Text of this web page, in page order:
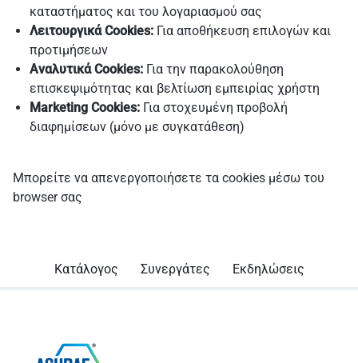
καταστήματος και του λογαριασμού σας
Λειτουργικά Cookies:Για αποθήκευση επιλογών και
προτιμήσεων
Αναλυτικά Cookies:Για την παρακολούθηση
επισκεψιμότητας και βελτίωση εμπειρίας χρήστη
Marketing Cookies:Για στοχευμένη προβολή
διαφημίσεων (μόνο με συγκατάθεση)
Μπορείτε να απενεργοποιήσετε τα cookies μέσω του
browser σας
Κατάλογος Συνεργάτες Εκδηλώσεις